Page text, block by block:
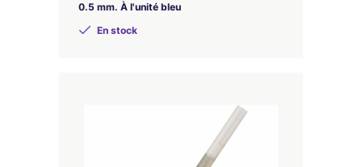
0.5 mm. À l'unité bleu
En stock